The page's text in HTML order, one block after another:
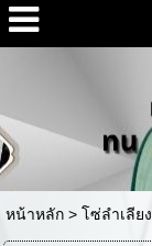
หน้าหลัก> โซ่ลำเลียง